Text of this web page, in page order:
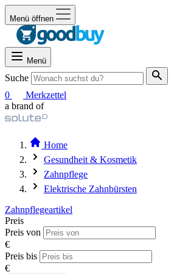
Menü öffnen
Menü
Suche
0
Merkzettel
a brand of
Home
Gesundheit & Kosmetik
Zahnpflege
Elektrische Zahnbürsten
Zahnpflegeartikel
Preis
Preis von
€
Preis bis
€